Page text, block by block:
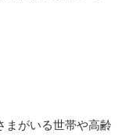
まがいる世帯や高齢